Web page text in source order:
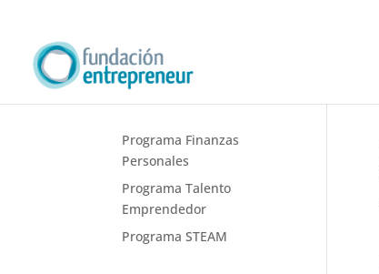
Programa Finanzas
Personales
Programa Talento
Emprendedor
Programa STEAM